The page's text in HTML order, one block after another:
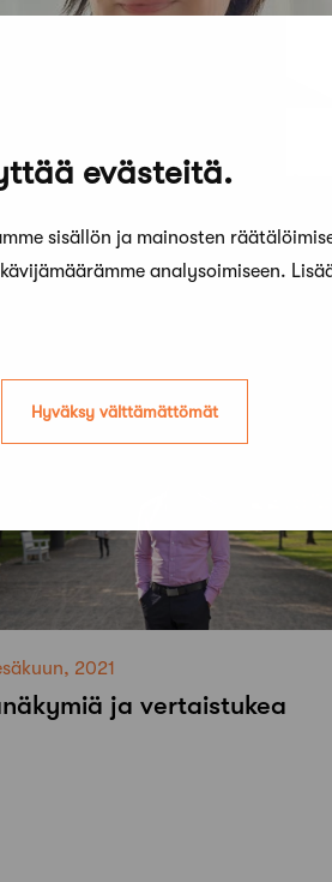
evästeitä.
sisällön ja mainosten
analysoimiseen.
Hyväksy välttämättömät
Me eurooppalaiset
2021
ja vertaistukea